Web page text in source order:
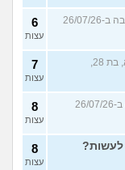
(נערה, בת 16, כתבה ב-26/07/26
6
עצות
(א, בת 28,
7
עצות
(.., בת 21, כתבה ב-26/07/26
8
עצות
8
עצות